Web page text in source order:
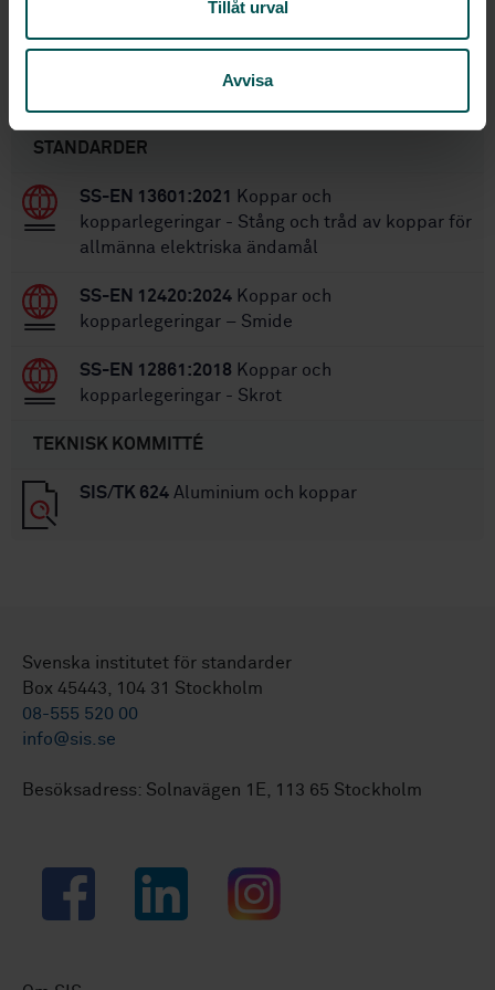
Tillåt urval
Avvisa
STANDARDER
SS-EN 13601:2021
Koppar och
kopparlegeringar - Stång och tråd av koppar för
allmänna elektriska ändamål
SS-EN 12420:2024 Koppar och
kopparlegeringar – Smide
SS-EN 12861:2018 Koppar och
kopparlegeringar - Skrot
TEKNISK KOMMITTÉ
SIS/TK 624 Aluminium och koppar
Svenska institutet för standarder
Box 45443, 104 31 Stockholm
08-555 520 00
info@sis.se
Besöksadress: Solnavägen 1E, 113 65 Stockholm
Facebook LinkedIn Instagram